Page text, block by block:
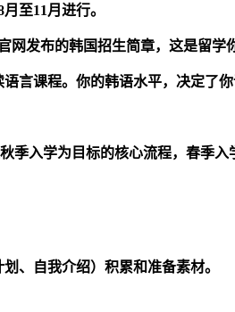
至11月进行。
发布的韩国招生简章，这是留学
言课程。你的韩语水平，决定了你
入学为目标的核心流程，春季入
、自我介绍）积累和准备素材。